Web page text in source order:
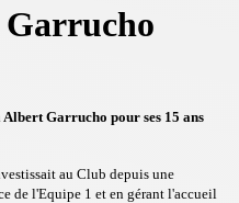
Garrucho pour ses 15 ans
au Club depuis une
de l'Equipe 1 et en gérant l'accueil